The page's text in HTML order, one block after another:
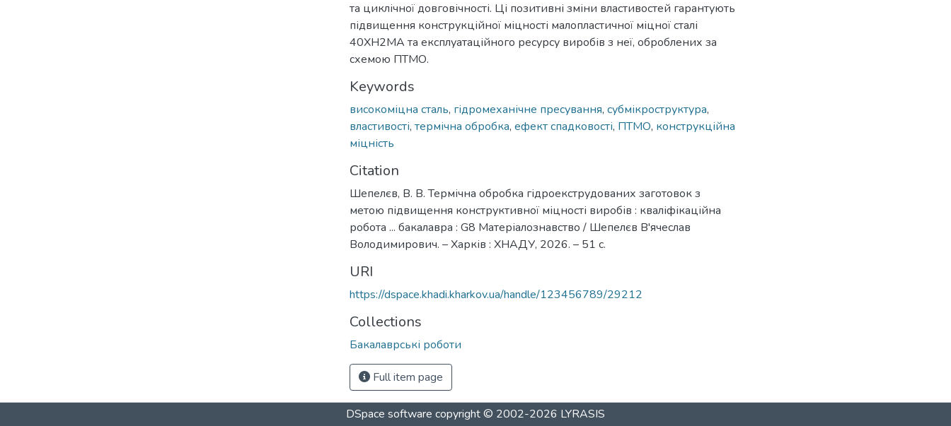
та циклічної довговічності. Ці позитивні зміни властивостей гарантують
підвищення конструкційної міцності малопластичної міцної сталі
40ХН2МА та експлуатаційного ресурсу виробів з неї, оброблених за
схемою ПТМО.
Keywords
високоміцна сталь, гідромеханічне пресування, субмікроструктура,
властивості, термічна обробка, ефект спадковості, ПТМО, конструкційна
міцність
Citation
Шепелєв, В. В. Термічна обробка гідроекструдованих заготовок з
метою підвищення конструктивної міцності виробів : кваліфікаційна
робота ... бакалавра : G8 Матеріалознавство / Шепелєв В'ячеслав
Володимирович. – Харків : ХНАДУ, 2026. – 51 с.
URI
https://dspace.khadi.kharkov.ua/handle/123456789/29212
Collections
Бакалаврські роботи
Full item page
DSpace software copyright © 2002-2026 LYRASIS